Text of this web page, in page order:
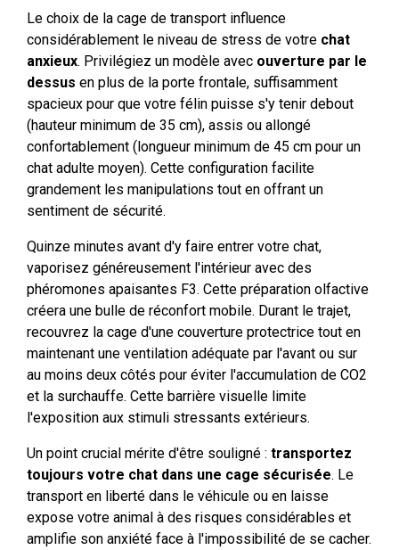
Le choix de la cage de transport influence
considérablement le niveau de stress de votre chat
anxieux. Privilégiez un modèle avec ouverture par le
dessus en plus de la porte frontale, suffisamment
spacieux pour que votre félin puisse s'y tenir debout
(hauteur minimum de 35 cm), assis ou allongé
confortablement (longueur minimum de 45 cm pour un
chat adulte moyen). Cette configuration facilite
grandement les manipulations tout en offrant un
sentiment de sécurité.
Quinze minutes avant d'y faire entrer votre chat,
vaporisez généreusement l'intérieur avec des
phéromones apaisantes F3. Cette préparation olfactive
créera une bulle de réconfort mobile. Durant le trajet,
recouvrez la cage d'une couverture protectrice tout en
maintenant une ventilation adéquate par l'avant ou sur
au moins deux côtés pour éviter l'accumulation de CO2
et la surchauffe. Cette barrière visuelle limite
l'exposition aux stimuli stressants extérieurs.
Un point crucial mérite d'être souligné : transportez
toujours votre chat dans une cage sécurisée. Le
transport en liberté dans le véhicule ou en laisse
expose votre animal à des risques considérables et
amplifie son anxiété face à l'impossibilité de se cacher.